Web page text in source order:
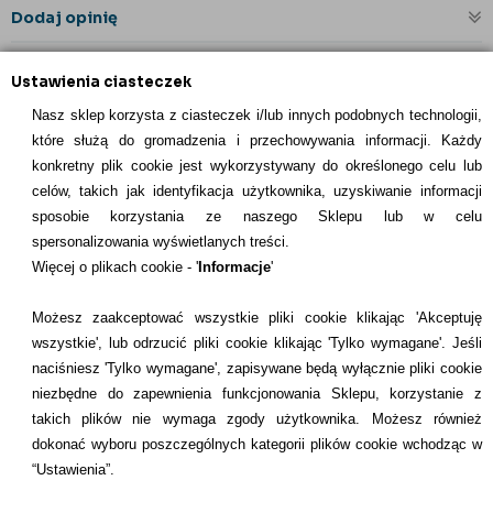
Ustawienia ciasteczek
Nasz sklep korzysta z ciasteczek i/lub innych podobnych technologii,
które służą do gromadzenia i przechowywania informacji. Każdy
konkretny plik cookie jest wykorzystywany do określonego celu lub
celów, takich jak identyfikacja użytkownika, uzyskiwanie informacji
sposobie korzystania ze naszego Sklepu lub w celu
spersonalizowania wyświetlanych treści.
Więcej o plikach cookie - 'Informacje'
Możesz zaakceptować wszystkie pliki cookie klikając 'Akceptuję
wszystkie', lub odrzucić pliki cookie klikając 'Tylko wymagane'. Jeśli
naciśniesz 'Tylko wymagane', zapisywane będą wyłącznie pliki cookie
niezbędne do zapewnienia funkcjonowania Sklepu, korzystanie z
takich plików nie wymaga zgody użytkownika. Możesz również
dokonać wyboru poszczególnych kategorii plików cookie wchodząc w
“Ustawienia”.
Dodaj opinię
INFORMACJE KONTAKTOWE
Informacje
Dostawcy
Kontakt
+48 22 113 4446